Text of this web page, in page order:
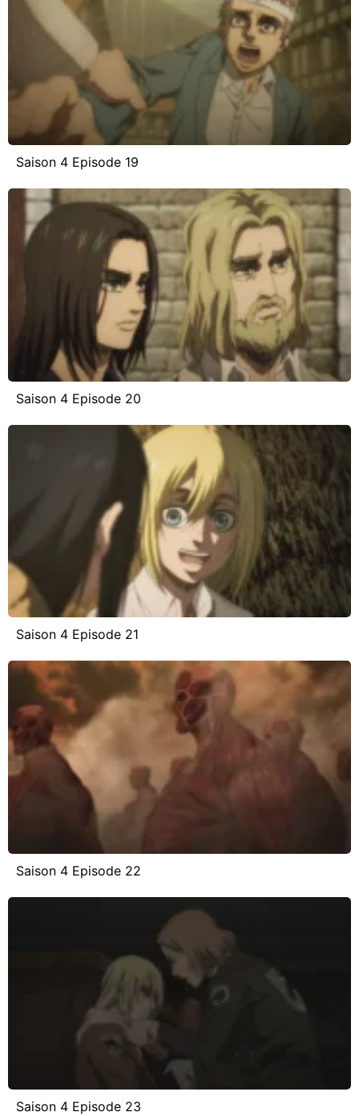
Saison 4 Episode 19
Saison 4 Episode 20
Saison 4 Episode 21
Saison 4 Episode 22
Saison 4 Episode 23